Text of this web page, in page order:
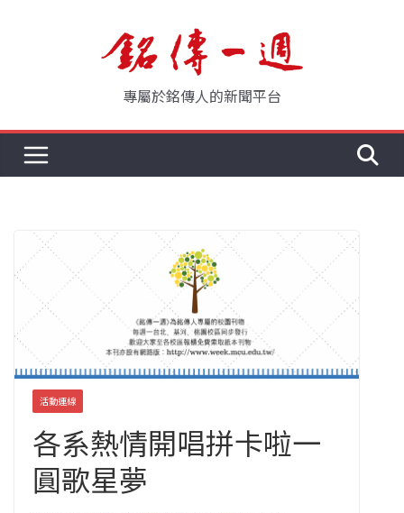
專屬於銘傳人的新聞平台
活動連線
各系熱情開唱拼卡啦一
圓歌星夢